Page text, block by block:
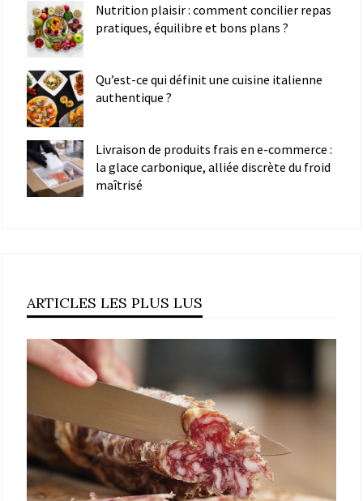
Nutrition plaisir : comment concilier repas
pratiques, équilibre et bons plans ?
Qu’est-ce qui définit une cuisine italienne
authentique ?
Livraison de produits frais en e-commerce :
la glace carbonique, alliée discrète du froid
maîtrisé
ARTICLES LES PLUS LUS